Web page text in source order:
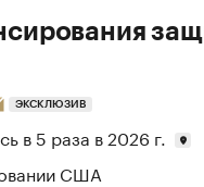
ЭКСКЛЮЗИВ
в 5 раза в 2026 г.
США